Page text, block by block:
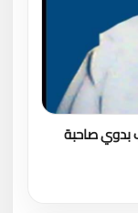
بدوي صاحبة